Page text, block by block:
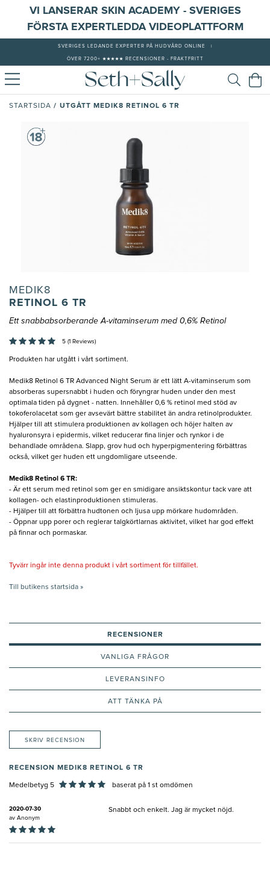
VI LANSERAR SKIN ACADEMY - SVERIGES
FÖRSTA EXPERTLEDDA VIDEOPLATTFORM
SVERIGES LEDANDE EXPERTER PÅ HUDVÅRD ONLINE
ÖVER 7200+ ★★★★★ RECENSIONER - FRAKTFRITT
STARTSIDA / UTGÅTT MEDIK8 RETINOL 6 TR
MEDIK8
RETINOL 6 TR
Ett snabbabsorberande A-vitaminserum med 0,6% Retinol
5 (1 Reviews)
Produkten har utgått i vårt sortiment.
Medik8 Retinol 6 TR Advanced Night Serum är ett lätt A-vitaminserum som
absorberas supersnabbt i huden och föryngrar huden under den mest
optimala tiden på dygnet - natten. Innehåller 0,6 % retinol med stöd av
tokoferolacetat som ger avsevärt bättre stabilitet än andra retinolprodukter.
Hjälper till att stimulera produktionen av kollagen och höjer halten av
hyaluronsyra i epidermis, vilket reducerar fina linjer och rynkor i de
behandlade områdena. Slapp, grov hud och hyperpigmentering förbättras
också, vilket ger huden ett ungdomligare utseende.
Medik8 Retinol 6 TR:
- Är ett serum med retinol som ger en smidigare ansiktskontur tack vare att
kollagen- och elastinproduktionen stimuleras.
- Hjälper till att förbättra hudtonen och ljusa upp mörkare hudområden.
- Öppnar upp porer och reglerar talgkörtlarnas aktivitet, vilket har god effekt
på finnar och pormaskar.
Tyvärr ingår inte denna produkt i vårt sortiment för tillfället.
Till butikens startsida »
RECENSIONER
VANLIGA FRÅGOR
LEVERANSINFO
ATT TÄNKA PÅ
SKRIV RECENSION
RECENSION MEDIK8 RETINOL 6 TR
Medelbetyg 5 baserat på 1 st omdömen
2020-07-30
av Anonym
Snabbt och enkelt. Jag är mycket nöjd.